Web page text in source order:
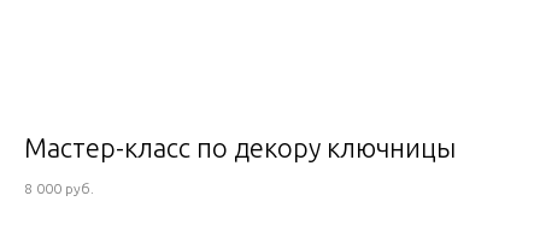
Мастер-класс по декору ключницы
8 000 руб.